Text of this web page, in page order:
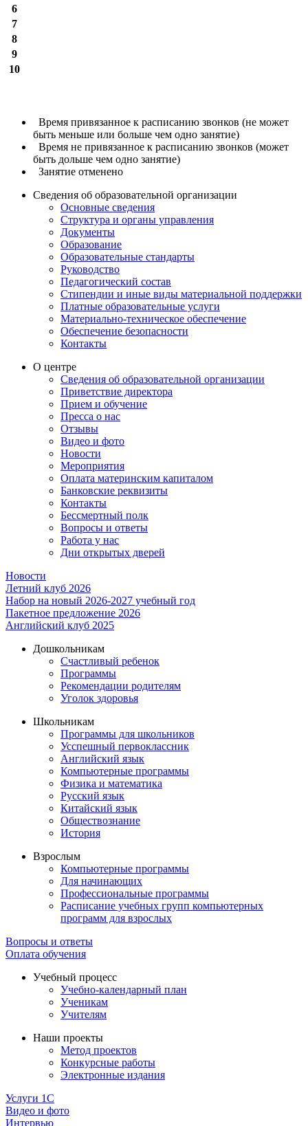
6
7
8
9
10
Время привязанное к расписанию звонков (не может
быть меньше или больше чем одно занятие)
Время не привязанное к расписанию звонков (может
быть дольше чем одно занятие)
Занятие отменено
Сведения об образовательной организации
Основные сведения
Структура и органы управления
Документы
Образование
Образовательные стандарты
Руководство
Педагогический состав
Стипендии и иные виды материальной поддержки
Платные образовательные услуги
Материально-техническое обеспечение
Обеспечение безопасности
Контакты
О центре
Сведения об образовательной организации
Приветствие директора
Прием и обучение
Пресса о нас
Отзывы
Видео и фото
Новости
Мероприятия
Оплата материнским капиталом
Банковские реквизиты
Контакты
Бессмертный полк
Вопросы и ответы
Работа у нас
Дни открытых дверей
Новости
Летний клуб 2026
Набор на новый 2026-2027 учебный год
Пакетное предложение 2026
Английский клуб 2025
Дошкольникам
Счастливый ребенок
Программы
Рекомендации родителям
Уголок здоровья
Школьникам
Программы для школьников
Усспешный первоклассник
Английский язык
Компьютерные программы
Физика и математика
Русский язык
Китайский язык
Обществознание
История
Взрослым
Компьютерные программы
Для начинающих
Профессиональные программы
Расписание учебных групп компьютерных
программ для взрослых
Вопросы и ответы
Оплата обучения
Учебный процесс
Учебно-календарный план
Ученикам
Учителям
Наши проекты
Метод проектов
Конкурсные работы
Электронные издания
Услуги 1C
Видео и фото
Интервью